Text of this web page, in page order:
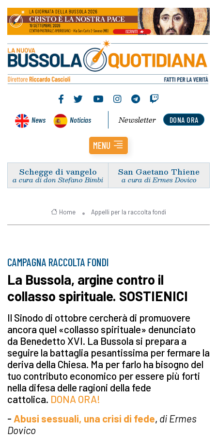
News Noticias DONA ORA
Newsletter
MENU
Schegge di vangelo
a cura di don Stefano Bimbi
San Gaetano Thiene
a cura di Ermes Dovico
Home Appelli per la raccolta fondi
CAMPAGNA RACCOLTA FONDI
La Bussola, argine contro il
collasso spirituale. SOSTIENICI
Il Sinodo di ottobre cercherà di promuovere
ancora quel «collasso spirituale» denunciato
da Benedetto XVI. La Bussola si prepara a
seguire la battaglia pesantissima per fermare la
deriva della Chiesa. Ma per farlo ha bisogno del
tuo contributo economico per essere più forti
nella difesa delle ragioni della fede
cattolica. DONA ORA!
- Abusi sessuali, una crisi di fede, di Ermes
Dovico